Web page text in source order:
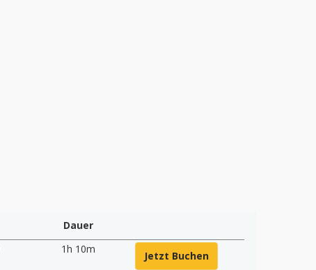
Dauer
1h 10m
Jetzt Buchen